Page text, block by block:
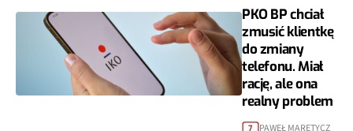
PKO BP chciał
zmusić klientkę
do zmiany
telefonu. Miał
rację, ale ona
realny problem
7